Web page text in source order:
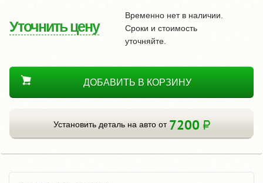
Уточнить цену
Временно нет в наличии.
Сроки и стоимость
уточняйте.
ДОБАВИТЬ В КОРЗИНУ
Установить деталь на авто от 7200